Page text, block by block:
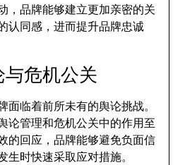
，品牌能够建立更加亲密的关
认同感，进而提升品牌忠诚
危机公关
临着前所未有的舆论挑战。
论管理和危机公关中的作用至
的回应，品牌能够避免负面信
时快速采取应对措施。